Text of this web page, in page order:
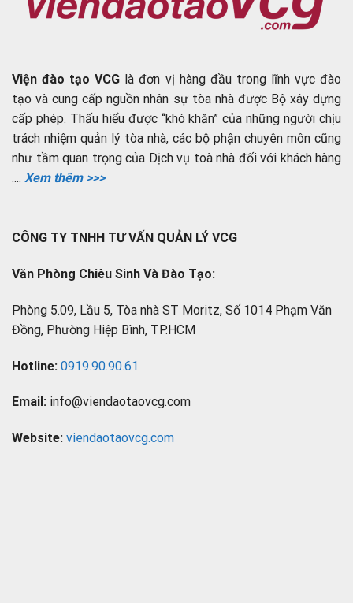
Viện đào tạo VCG là đơn vị hàng đầu trong lĩnh vực đào
tạo và cung cấp nguồn nhân sự tòa nhà được Bộ xây dựng
cấp phép. Thấu hiểu được “khó khăn” của những người chịu
trách nhiệm quản lý tòa nhà, các bộ phận chuyên môn cũng
như tầm quan trọng của Dịch vụ toà nhà đối với khách hàng
.... Xem thêm >>>
CÔNG TY TNHH TƯ VẤN QUẢN LÝ VCG
Văn Phòng Chiêu Sinh Và Đào Tạo:
Phòng 5.09, Lầu 5, Tòa nhà ST Moritz, Số 1014 Phạm Văn
Đồng, Phường Hiệp Bình, TP.HCM
Hotline: 0919.90.90.61
Email: info@viendaotaovcg.com
Website: viendaotaovcg.com